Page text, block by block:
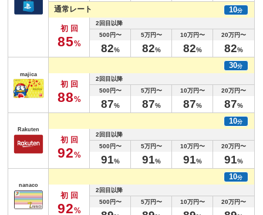
通常レート 10分
初回
85%
2回目以降
500円〜
82%
5万円〜
82%
10万円〜
82%
20万円〜
82%
majica
30分
初回
88%
2回目以降
500円〜
87%
5万円〜
87%
10万円〜
87%
20万円〜
87%
Rakuten
10分
初回
92%
2回目以降
500円〜
91%
5万円〜
91%
10万円〜
91%
20万円〜
91%
nanaco
10分
初回
92%
2回目以降
500円〜
5万円〜 10万円〜 20万円〜